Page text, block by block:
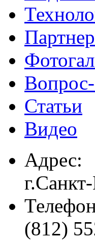
Статьи
Видео
Адрес:
(812)